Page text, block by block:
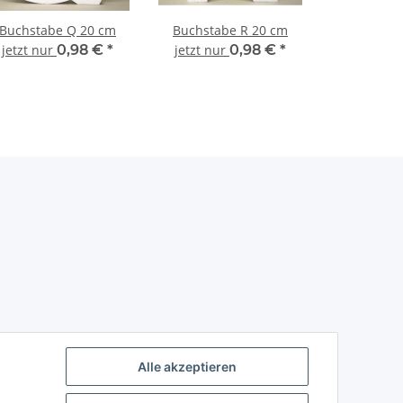
Alle akzeptieren
Buchstabe Q 20 cm
jetzt nur 0,98 € *
Buchstabe R 20 cm
jetzt nur 0,98 € *